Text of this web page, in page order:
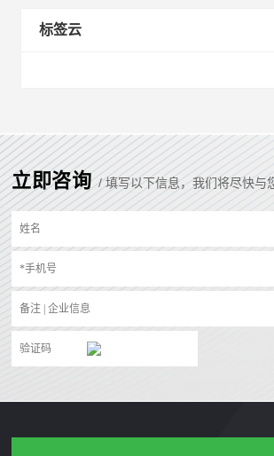
标签云
立即咨询 / 填写以下信息，我们将尽快与